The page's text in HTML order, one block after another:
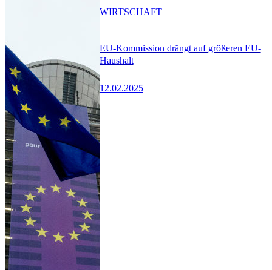
EU-Kommission drängt auf größeren EU-
Haushalt
12.02.2025
WIRTSCHAFT